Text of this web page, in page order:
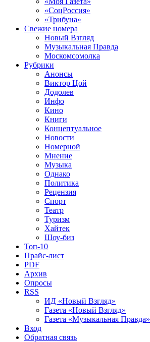
«СоцРоссия»
«Трибуна»
Свежие номера
Новый Взгляд
Музыкальная Правда
Москомсомолка
Рубрики
Анонсы
Виктор Цой
Додолев
Инфо
Кино
Книги
Концептуальное
Новости
Номерной
Мнение
Музыка
Однако
Политика
Рецензия
Спорт
Театр
Туризм
Хайтек
Шоу-биз
Топ-10
Прайс-лист
PDF
Архив
Опросы
RSS
ИД «Новый Взгляд»
Газета «Новый Взгляд»
Газета «Музыкальная Правда»
Вход
Обратная связь